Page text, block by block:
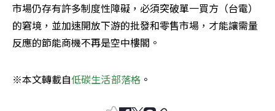
市場仍存有許多制度性障礙，必須突破單一買方（台電）
的窘境，並加速開放下游的批發和零售市場，才能讓需量
反應的節能商機不再是空中樓閣。
※本文轉載自低碳生活部落格 。